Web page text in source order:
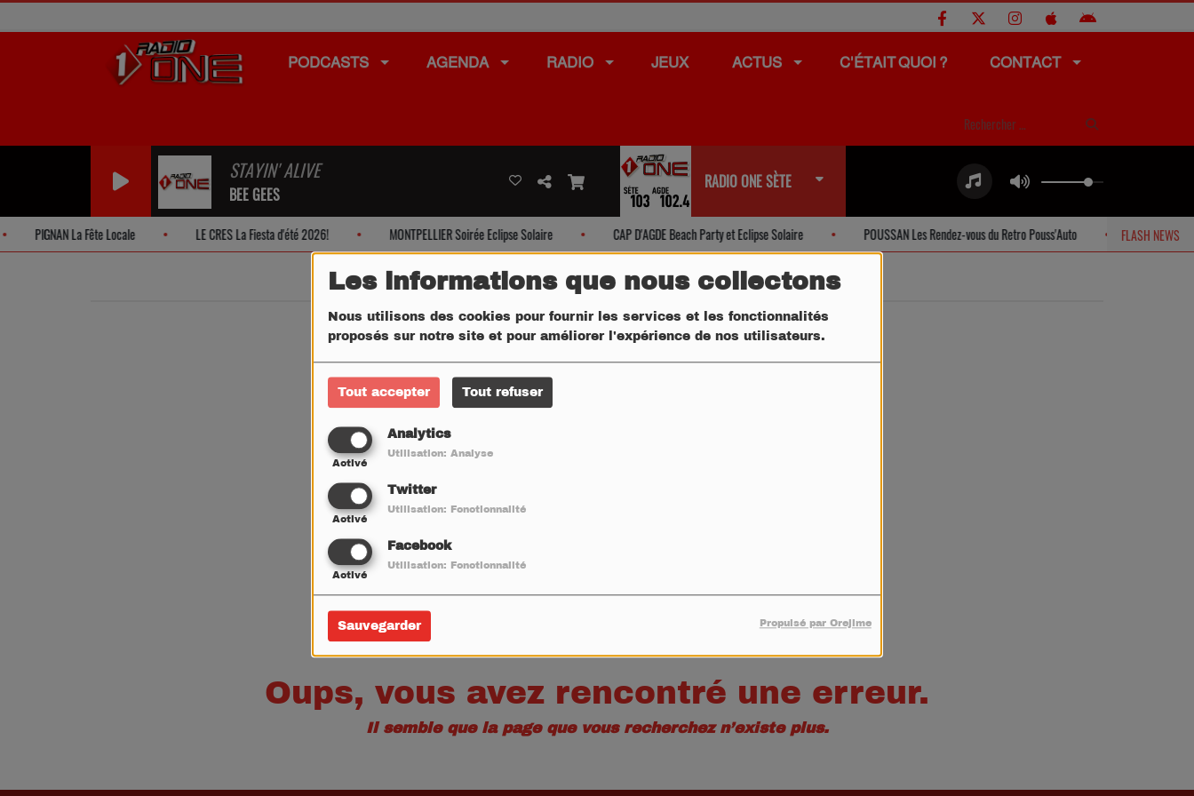
Les informations que nous collectons
Nous utilisons des cookies pour fournir les services et les fonctionnalités
proposés sur notre site et pour améliorer l'expérience de nos utilisateurs.
Tout accepter Tout refuser
Analytics
Activé
Utilisation: Analyse
Twitter
Activé
Utilisation: Fonctionnalité
Facebook
Activé
Utilisation: Fonctionnalité
Sauvegarder Propulsé par Orejime
PODCASTS AGENDA RADIO JEUX ACTUS C'ÉTAIT QUOI ? CONTACT
STAYIN' ALIVE
BEE GEES
RADIO ONE SÈTE
FLASH NEWS
PIGNAN La Fête Locale LE CRES La Fiesta d'été 2026! MONTPELLIER Soirée Eclipse Solaire CAP D'AGDE Beach Party et Eclipse Solaire POUSSAN Les Rendez-vous du Retro Pouss'Auto SETE Offres
404
Oups, vous avez rencontré une erreur.
Il semble que la page que vous recherchez n’existe plus.